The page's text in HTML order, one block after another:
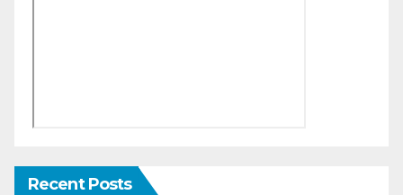
Recent Posts